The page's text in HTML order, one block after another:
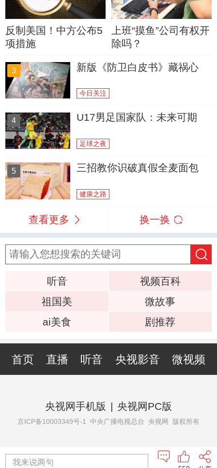
反制美国！中方公布5
项措施
上班“摸鱼”公司有权开
除吗？
3 新版《防卫白皮书》藏祸心
今日关注
4 U17男足国家队：未来可期
足球之夜
5 三招教你识破真假全麦面包
健康之路
查看更多 换一换
听音
视频百科
祖国美
微故事
ai美食
剧推荐
首页 直播 听音 央视影音 微视频
央视网手机版 | 央视网PC版
京ICP备10003349号-1 中央广播电视总台 央视网 版权所有
我来说两句